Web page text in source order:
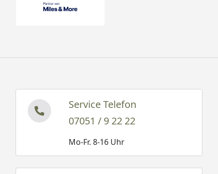
Service Telefon
07051 / 9 22 22
Mo-Fr. 8-16 Uhr